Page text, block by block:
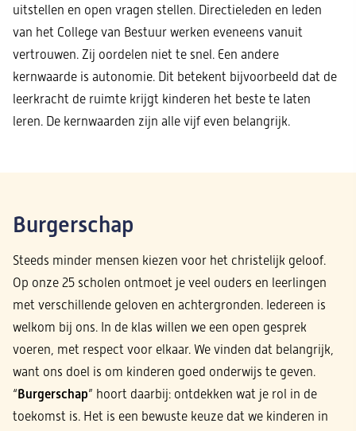
uitstellen en open vragen stellen. Directieleden en leden
van het College van Bestuur werken eveneens vanuit
vertrouwen. Zij oordelen niet te snel. Een andere
kernwaarde is autonomie. Dit betekent bijvoorbeeld dat de
leerkracht de ruimte krijgt kinderen het beste te laten
leren. De kernwaarden zijn alle vijf even belangrijk.
Burgerschap
Steeds minder mensen kiezen voor het christelijk geloof.
Op onze 25 scholen ontmoet je veel ouders en leerlingen
met verschillende geloven en achtergronden. Iedereen is
welkom bij ons. In de klas willen we een open gesprek
voeren, met respect voor elkaar. We vinden dat belangrijk,
want ons doel is om kinderen goed onderwijs te geven.
“Burgerschap” hoort daarbij: ontdekken wat je rol in de
toekomst is. Het is een bewuste keuze dat we kinderen in